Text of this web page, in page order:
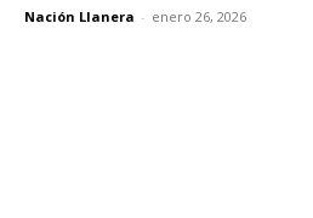
Nación Llanera - enero 26, 2026